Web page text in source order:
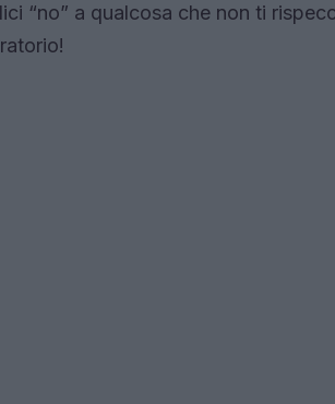
“no” a qualcosa che non ti